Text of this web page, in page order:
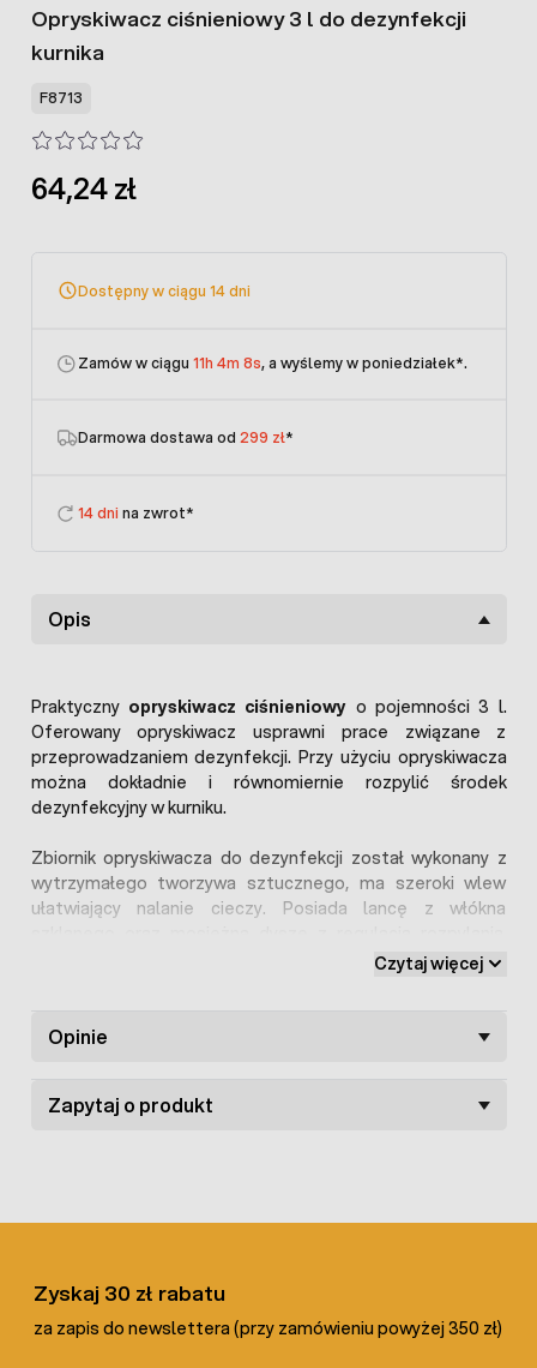
Opryskiwacz ciśnieniowy 3 l do dezynfekcji
kurnika
F8713
64,24 zł
Dostępny w ciągu 14 dni
Zamów w ciągu 11h 4m 8s, a wyślemy w poniedziałek*.
Darmowa dostawa od 299 zł*
14 dni na zwrot*
Opis
Praktyczny opryskiwacz ciśnieniowy o pojemności 3 l.
Oferowany opryskiwacz usprawni prace związane z
przeprowadzaniem dezynfekcji. Przy użyciu opryskiwacza
można dokładnie i równomiernie rozpylić środek
dezynfekcyjny w kurniku.
Zbiornik opryskiwacza do dezynfekcji został wykonany z
wytrzymałego tworzywa sztucznego, ma szeroki wlew
ułatwiający nalanie cieczy. Posiada lancę z włókna
Opryskiwacz ciśnieniowy jest wyposażony również w
ułatwiający dozowanie preparatu. Ciśnienie w
Czytaj więcej
Opinie
Zapytaj o produkt
Zyskaj 30 zł rabatu
za zapis do newslettera (przy zamówieniu powyżej 350 zł)